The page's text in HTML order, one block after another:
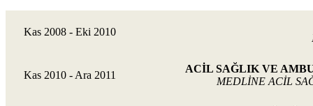
Kas 2008 - Eki 2010
Kas 2010 - Ara 2011
ACİL SAĞLIK VE
MEDLİNE ACİL